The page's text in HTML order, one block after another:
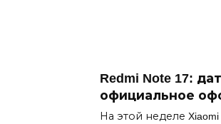
Redmi Note 17:
официальное
На этой неделе